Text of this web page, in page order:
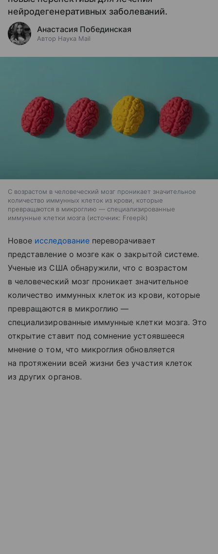
нейродегенеративных заболеваний.
Анастасия Побединская
Автор Наука Mail
С возрастом в человеческий мозг проникает значительное
количество иммунных клеток из крови, которые
превращаются в микроглию — специализированные
иммунные клетки мозга
источник: Freepik
Новое исследованиепереворачивает
представление о мозге как о закрытой системе.
Ученые из США обнаружили, что с возрастом
в человеческий мозг проникает значительное
количество иммунных клеток из крови, которые
превращаются в микроглию —
специализированные иммунные клетки мозга. Это
открытие ставит под сомнение устоявшееся
мнение о том, что микроглия обновляется
на протяжении всей жизни без участия клеток
из других органов.